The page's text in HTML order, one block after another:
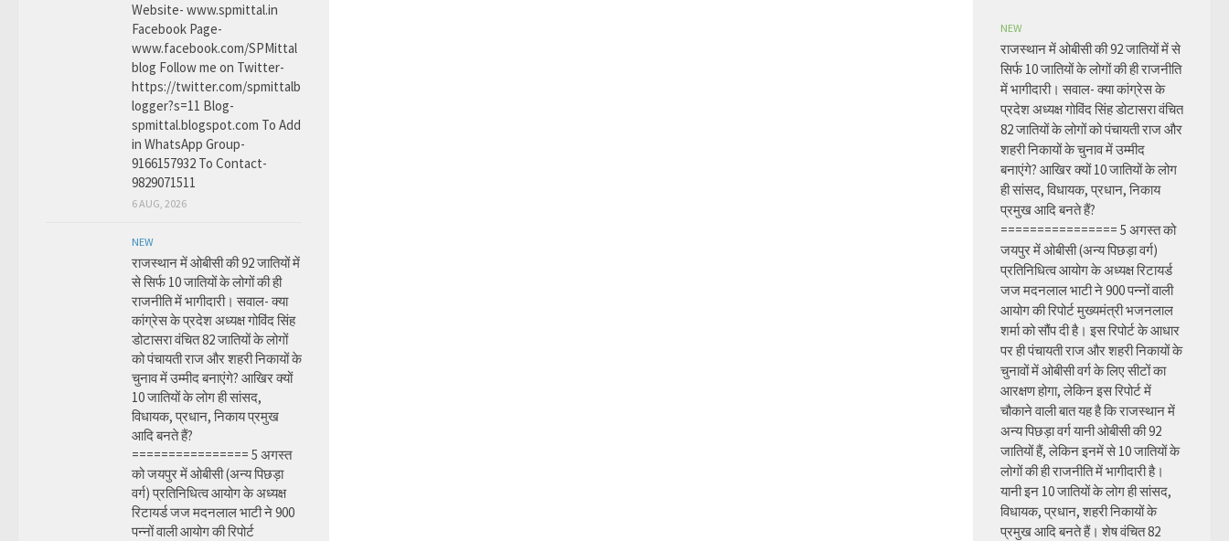
Website- www.spmittal.in
Facebook Page-
www.facebook.com/SPMittal
blog Follow me on Twitter-
https://twitter.com/spmittalb
logger?s=11 Blog-
spmittal.blogspot.com To Add
in WhatsApp Group-
9166157932 To Contact-
9829071511
6 AUG, 2026
NEW
राजस्थान में ओबीसी की 92 जातियों में
से सिर्फ 10 जातियों के लोगों की ही
राजनीति में भागीदारी। सवाल- क्या
कांग्रेस के प्रदेश अध्यक्ष गोविंद सिंह
डोटासरा वंचित 82 जातियों के लोगों
को पंचायती राज और शहरी निकायों के
चुनाव में उम्मीद बनाएंगे? आखिर क्यों
10 जातियों के लोग ही सांसद,
विधायक, प्रधान, निकाय प्रमुख
आदि बनते हैं?
================ 5 अगस्त
को जयपुर में ओबीसी (अन्य पिछड़ा
वर्ग) प्रतिनिधित्व आयोग के अध्यक्ष
रिटायर्ड जज मदनलाल भाटी ने 900
पन्नों वाली आयोग की रिपोर्ट
NEW
राजस्थान में ओबीसी की 92 जातियों में से
सिर्फ 10 जातियों के लोगों की ही राजनीति
में भागीदारी। सवाल- क्या कांग्रेस के
प्रदेश अध्यक्ष गोविंद सिंह डोटासरा वंचित
82 जातियों के लोगों को पंचायती राज और
शहरी निकायों के चुनाव में उम्मीद
बनाएंगे? आखिर क्यों 10 जातियों के लोग
ही सांसद, विधायक, प्रधान, निकाय
प्रमुख आदि बनते हैं?
================ 5 अगस्त को
जयपुर में ओबीसी (अन्य पिछड़ा वर्ग)
प्रतिनिधित्व आयोग के अध्यक्ष रिटायर्ड
जज मदनलाल भाटी ने 900 पन्नों वाली
आयोग की रिपोर्ट मुख्यमंत्री भजनलाल
शर्मा को सौंप दी है। इस रिपोर्ट के आधार
पर ही पंचायती राज और शहरी निकायों के
चुनावों में ओबीसी वर्ग के लिए सीटों का
आरक्षण होगा, लेकिन इस रिपोर्ट में
चौकाने वाली बात यह है कि राजस्थान में
अन्य पिछड़ा वर्ग यानी ओबीसी की 92
जातियों हैं, लेकिन इनमें से 10 जातियों के
लोगों की ही राजनीति में भागीदारी है।
यानी इन 10 जातियों के लोग ही सांसद,
विधायक, प्रधान, शहरी निकायों के
प्रमुख आदि बनते हैं। शेष वंचित 82